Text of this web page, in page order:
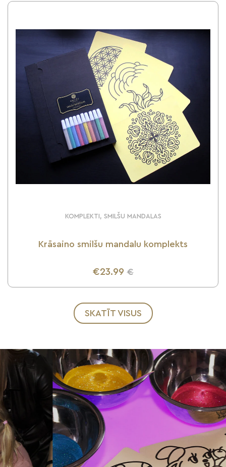
KOMPLEKTI, SMILŠU MANDALAS
Krāsaino smilšu mandalu komplekts
€23.99 €
UZZINI VAIRĀK
SKATĪT VISUS